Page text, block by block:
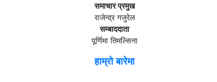
समाचार प्रमुख
राजेन्द्र गजुरेल
सम्बाददाता
पूर्णिमा तिमल्सिना
हाम्रो बारेमा